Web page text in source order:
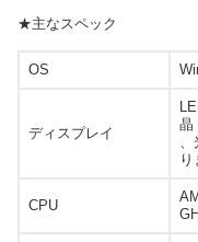
★主なスペック
OS
ディスプレイ
晶
、
り
CPU